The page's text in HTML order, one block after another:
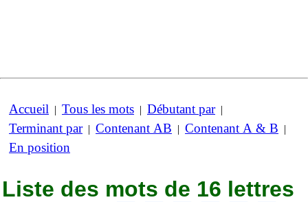
Accueil | Tous les mots | Débutant par|
Terminant par| Contenant AB | Contenant A & B |
En position
Liste des mots de 16 lettres